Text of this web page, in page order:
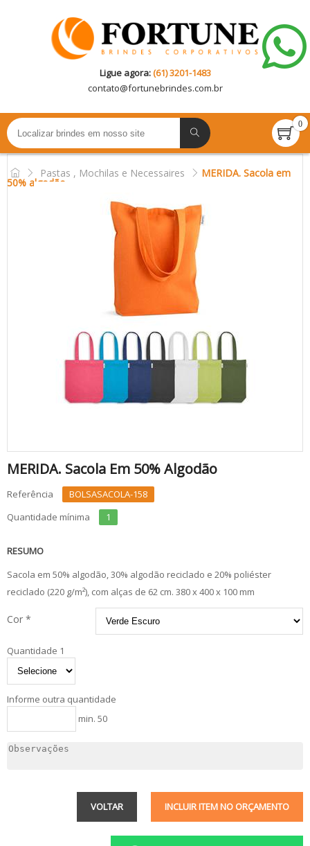
Ligue agora:(61) 3201-1483
contato@fortunebrindes.com.br
0
Pastas , Mochilas e Necessaires MERIDA. Sacola em
50% algodão
MERIDA. Sacola Em 50% Algodão
Referência
BOLSASACOLA-158
Quantidade mínima
1
RESUMO
Sacola em 50% algodão, 30% algodão reciclado e 20% poliéster
reciclado (220 g/m²), com alças de 62 cm. 380 x 400 x 100 mm
Cor *
Quantidade 1
Informe outra quantidade
min. 50
INCLUIR ITEM NO ORÇAMENTO
VOLTAR